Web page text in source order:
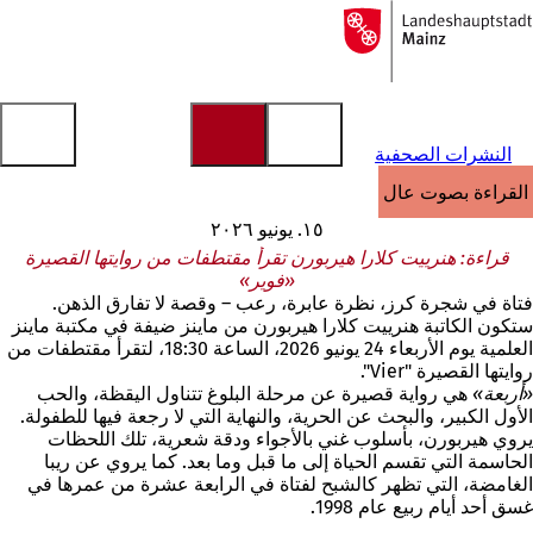
الانتقال إلى المحتوى
إلى
الصفحة
النشرات الصحفية
القراءة بصوت عالٍ
١٥. يونيو ٢٠٢٦
قراءة: هنرييت كلارا هيربورن تقرأ مقتطفات من روايتها القصيرة
«فوير»
فتاة في شجرة كرز، نظرة عابرة، رعب – وقصة لا تفارق الذهن.
ستكون الكاتبة هنرييت كلارا هيربورن من ماينز ضيفة في مكتبة ماينز
العلمية يوم الأربعاء 24 يونيو 2026، الساعة 18:30، لتقرأ مقتطفات من
روايتها القصيرة "Vier".
«أربعة» هي رواية قصيرة عن مرحلة البلوغ تتناول اليقظة، والحب
الأول الكبير، والبحث عن الحرية، والنهاية التي لا رجعة فيها للطفولة.
يروي هيربورن، بأسلوب غني بالأجواء ودقة شعرية، تلك اللحظات
الحاسمة التي تقسم الحياة إلى ما قبل وما بعد. كما يروي عن ريبا
الغامضة، التي تظهر كالشبح لفتاة في الرابعة عشرة من عمرها في
غسق أحد أيام ربيع عام 1998.